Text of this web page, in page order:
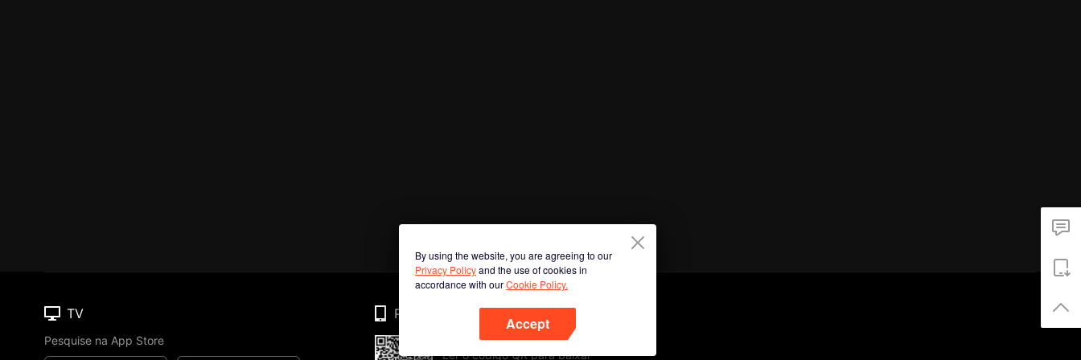
By using the website, you are agreeing to our
Privacy Policyand the use of cookies in
accordance with ourCookie Policy.
Accept
TV
Pesquise na App Store
Phone
Ler o código QR para baixar